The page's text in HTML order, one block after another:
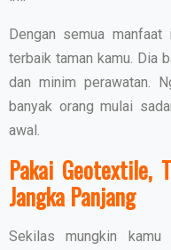
Dengan semua
terbaik taman kamu. Dia
dan minim perawatan.
banyak orang mulai
awal.
Pakai Geotextile,
Jangka Panjang
Sekilas mungkin